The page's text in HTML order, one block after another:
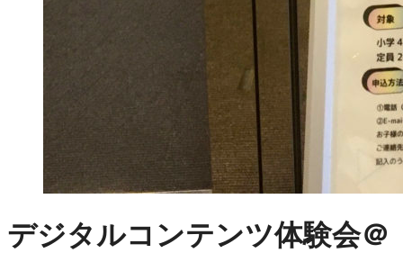
デジタルコンテンツ体験会＠